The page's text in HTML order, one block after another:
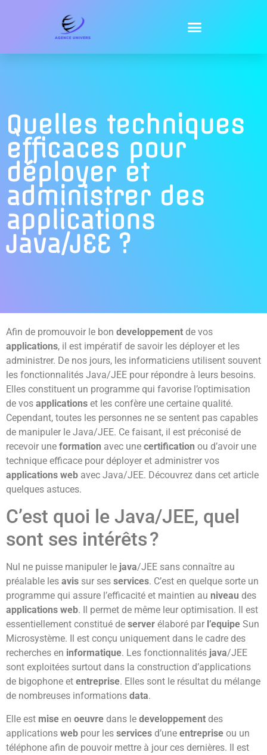
Quelles techniques
efficaces pour
déployer et
administrer des
applications
Java/JEE ?
Afin de promouvoir le bon developpement de vos
applications, il est impératif de savoir les déployer et les
administrer. De nos jours, les informaticiens utilisent souvent
les fonctionnalités Java/JEE pour répondre à leurs besoins.
Elles constituent un programme qui favorise l’optimisation
de vos applications et les confère une certaine qualité.
Cependant, toutes les personnes ne se sentent pas capables
de manipuler le Java/JEE. Ce faisant, il est préconisé de
recevoir une formation avec une certification ou d’avoir une
technique efficace pour déployer et administrer vos
applications web avec Java/JEE. Découvrez dans cet article
quelques astuces.
C’est quoi le Java/JEE, quel
sont ses intérêts ?
Nul ne puisse manipuler le java/JEE sans connaître au
préalable les avis sur ses services. C’est en quelque sorte un
programme qui assure l’efficacité et maintien au niveau des
applications web. Il permet de même leur optimisation. Il est
essentiellement constitué de server élaboré par l’equipe Sun
Microsystème. Il est conçu uniquement dans le cadre des
recherches en informatique. Les fonctionnalités java/JEE
sont exploitées surtout dans la construction d’applications
de bigophone et entreprise. Elles sont le résultat du mélange
de nombreuses informations data.
Elle est mise en oeuvre dans le developpement des
applications web pour les services d’une entreprise ou un
téléphone afin de pouvoir mettre à jour ces dernières. Il est